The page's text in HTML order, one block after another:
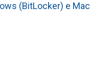
(BitLocker) e Mac